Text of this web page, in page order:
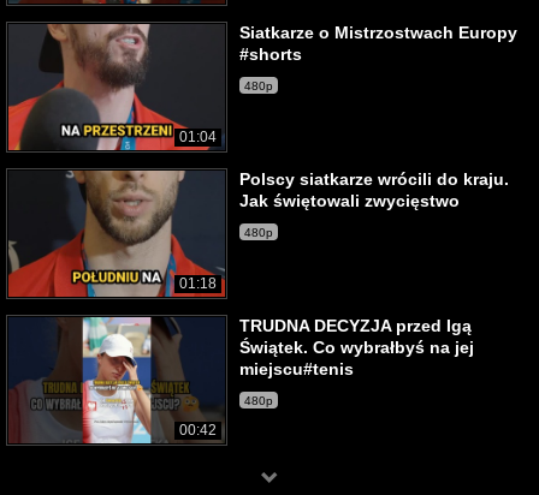
01:04
Siatkarze o Mistrzostwach Europy
#shorts
480p
01:18
Polscy siatkarze wrócili do kraju.
Jak świętowali zwycięstwo
480p
00:42
TRUDNA DECYZJA przed Igą
Świątek. Co wybrałbyś na jej
miejscu#tenis
480p